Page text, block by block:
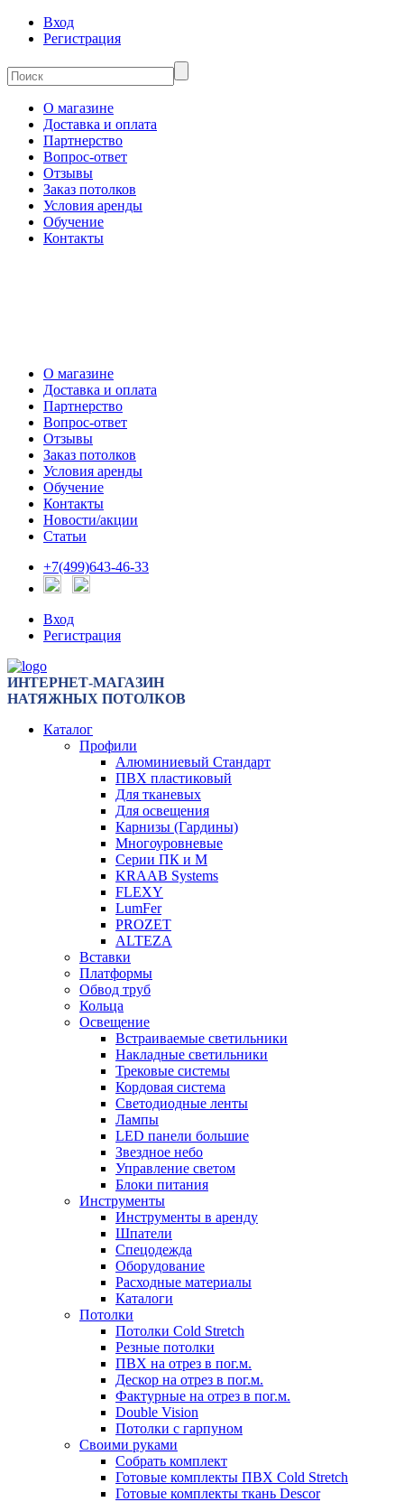
Вход
Регистрация
О магазине
Доставка и оплата
Партнерство
Вопрос-ответ
Отзывы
Заказ потолков
Условия аренды
Обучение
Контакты
О магазине
Доставка и оплата
Партнерство
Вопрос-ответ
Отзывы
Заказ потолков
Условия аренды
Обучение
Контакты
Новости/акции
Статьи
+7(499)643-46-33
Вход
Регистрация
ИНТЕРНЕТ-МАГАЗИН
НАТЯЖНЫХ ПОТОЛКОВ
Каталог
Профили
Алюминиевый Стандарт
ПВХ пластиковый
Для тканевых
Для освещения
Карнизы (Гардины)
Многоуровневые
Серии ПК и М
KRAAB Systems
FLEXY
LumFer
PROZET
ALTEZA
Вставки
Платформы
Обвод труб
Кольца
Освещение
Встраиваемые светильники
Накладные светильники
Трековые системы
Кордовая система
Светодиодные ленты
Лампы
LED панели большие
Звездное небо
Управление светом
Блоки питания
Инструменты
Инструменты в аренду
Шпатели
Спецодежда
Оборудование
Расходные материалы
Каталоги
Потолки
Потолки Cold Stretch
Резные потолки
ПВХ на отрез в пог.м.
Дескор на отрез в пог.м.
Фактурные на отрез в пог.м.
Double Vision
Потолки с гарпуном
Своими руками
Собрать комплект
Готовые комплекты ПВХ Cold Stretch
Готовые комплекты ткань Descor